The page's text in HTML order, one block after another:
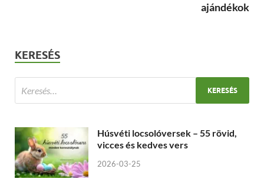
ajándékok
KERESÉS
Húsvéti locsolóversek – 55 rövid,
vicces és kedves vers
2026-03-25